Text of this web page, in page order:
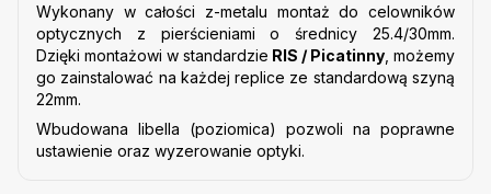
Wykonany w całości z-metalu montaż do celowników
optycznych z pierścieniami o średnicy 25.4/30mm.
Dzięki montażowi w standardzie RIS / Picatinny , możemy
go zainstalować na każdej replice ze standardową szyną
22mm.
Wbudowana libella (poziomica) pozwoli na poprawne
ustawienie oraz wyzerowanie optyki.